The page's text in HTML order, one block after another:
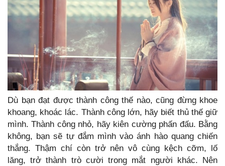
Dù bạn đạt được thành công thế nào, cũng đừng khoe
khoang, khoác lác. Thành công lớn, hãy biết thủ thế giữ
mình. Thành công nhỏ, hãy kiên cường phấn đấu. Bằng
không, bạn sẽ tự đắm mình vào ánh hào quang chiến
thắng. Thậm chí còn trở nên vô cùng kệch cỡm, lố
lăng, trở thành trò cười trong mắt người khác. Nên